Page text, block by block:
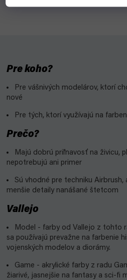
Pre koho?
Pre vášnivých modelárov, ktorí
nové
Pre tých, ktorí využívajú na
Prečo?
Majú dobrú priľnavosť na živicu,
nepotrebujú ani primer
Sú vhodné pre techniku Airbrush,
menšie detaily nanášané štetcom
Vallejo
Model - farby od Vallejo z tohto
sa používajú prevažne na farbenie
vojenských modelov a diorámy.
Game - akrylické farby z radu
žiarivé, jasnejšie na fantasy a sci-fi